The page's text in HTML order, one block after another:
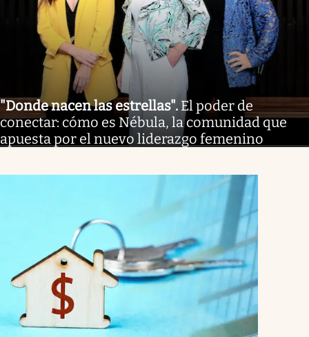
"Donde nacen las estrellas". El poder de
conectar: cómo es Nébula, la comunidad que
apuesta por el nuevo liderazgo femenino